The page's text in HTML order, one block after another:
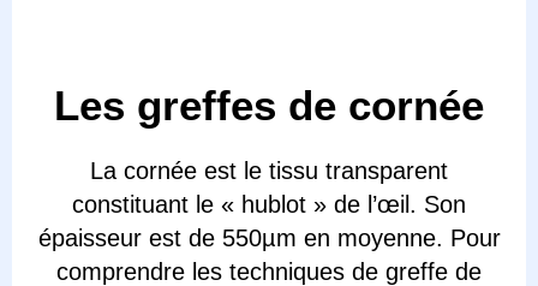
Les greffes de cornée
La cornée est le tissu transparent
constituant le « hublot » de l’œil. Son
épaisseur est de 550µm en moyenne. Pour
comprendre les techniques de greffe de